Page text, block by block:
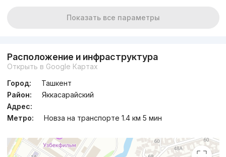
Показать все параметры
Расположение и инфраструктура
Открыть в Google Картах
Город:
Ташкент
Район:
Яккасарайский
Адрес:
Метро:
Новза на транспорте 1.4 км 5 мин